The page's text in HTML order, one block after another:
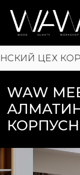
WAW MEBEL
КОРПУСНОЙ